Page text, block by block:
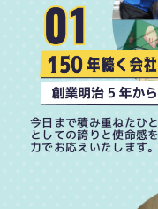
今日まで積み重ねたひ
としての誇りと使命感
力でお応えいたします。